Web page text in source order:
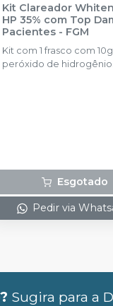
Kit Clareador
HP 35% com Top
Pacientes - FGM
Kit com 1 frasco com
peróxido de hidrogênio
Esgotado
Pedir via
Sugira para a